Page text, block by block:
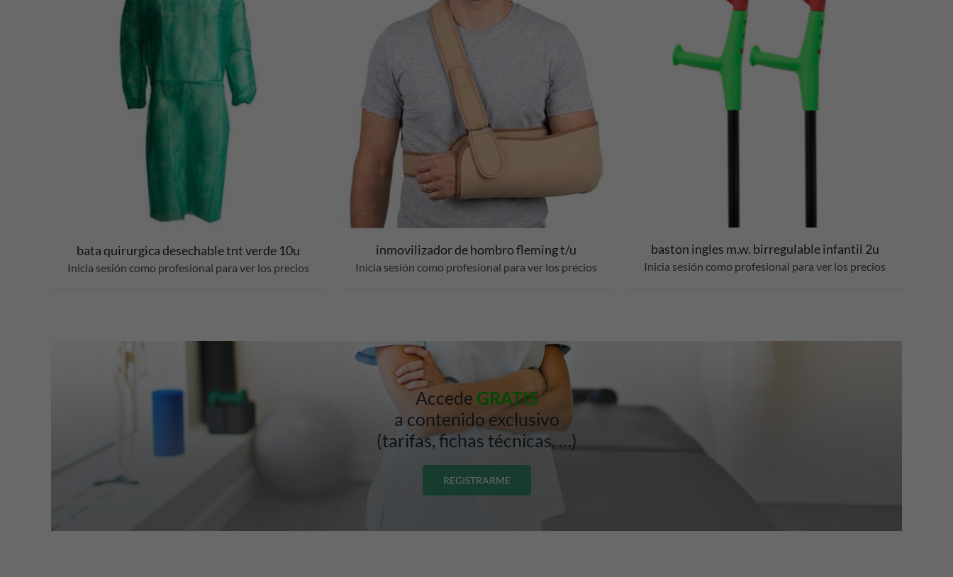
bata quirurgica desechable tnt verde 10u
Inicia sesión como profesional para ver los precios
inmovilizador de hombro fleming t/u
Inicia sesión como profesional para ver los precios
DETALLES
baston ingles m.w. birregulable infantil 2u
Inicia sesión como profesional para ver los precios
Accede GRATIS
a contenido exclusivo
(tarifas, fichas técnicas, …)
REGISTRARME